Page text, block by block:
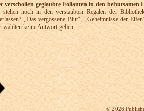
verschollen geglaubte Folianten in den behutsamen
noch in den verstaubten Regalen der
„Das vergossene Blut“, „Geheimnisse der
keine Antwort geben.
©2026